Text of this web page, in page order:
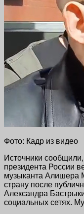
Фото: Кадр из видео
Источники
президента России
музыканта Алишера
страну после
Александра
социальных сетях.